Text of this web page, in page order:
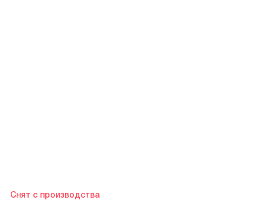
Снят с производства